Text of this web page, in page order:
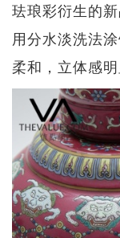
珐琅彩衍生的
用分水淡洗法
柔和，立体感明